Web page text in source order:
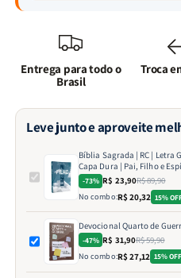
Espírito
Entrega para todo o
Brasil
Troca
Leve junto e aproveite
Bíblia Sagrada | RC | Letra
Capa Dura | Pai, Filho e
-73% R$ 23,90R$ 89,90
No combo:R$ 20,32 15%
Devocional Quarto de
-47% R$ 31,90R$ 59,90
No combo:R$ 27,12 15%